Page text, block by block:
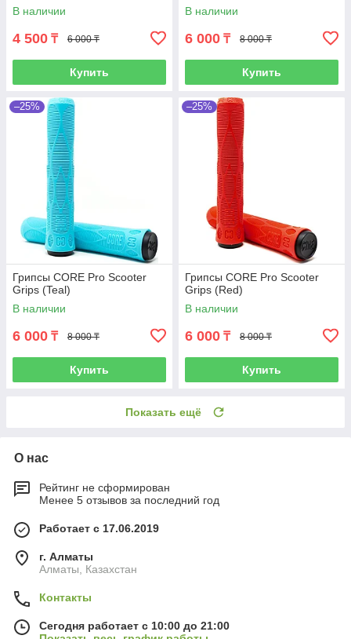
В наличии
4 500 ₸ 6 000 ₸
Купить
В наличии
6 000 ₸ 8 000 ₸
Купить
–25%
Грипсы CORE Pro Scooter
Grips (Teal)
В наличии
6 000 ₸ 8 000 ₸
Купить
–25%
Грипсы CORE Pro Scooter
Grips (Red)
В наличии
6 000 ₸ 8 000 ₸
Купить
Показать ещё
О нас
Рейтинг не сформирован
Менее 5 отзывов за последний год
Работает с 17.06.2019
г. Алматы
Алматы, Казахстан
Контакты
Сегодня работает с 10:00 до 21:00